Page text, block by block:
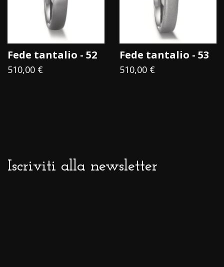
Fede tantalio - 52
510,00 €
Fede tantalio - 53
510,00 €
Iscriviti alla newsletter